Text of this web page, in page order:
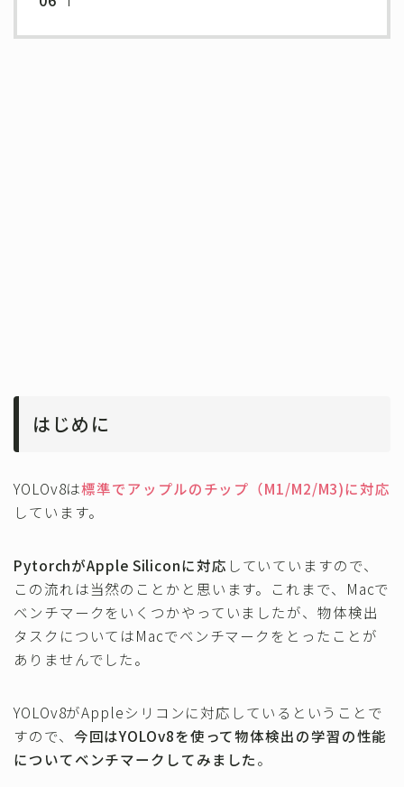
はじめに
YOLOv8は標準でアップルのチップ（M1/M2/M3)に対応
しています。
PytorchがApple Siliconに対応 していていますので、
この流れは当然のことかと思います。これまで、Macで
ベンチマークをいくつかやっていましたが、物体検出
タスクについてはMacでベンチマークをとったことが
ありませんでした。
YOLOv8がAppleシリコンに対応しているということで
すので、 今回はYOLOv8を使って物体検出の学習の性能
についてベンチマークしてみました。